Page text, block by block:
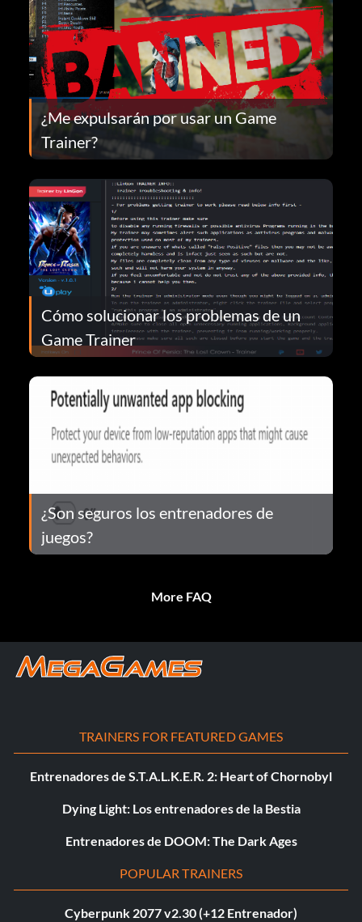
¿Me expulsarán por usar un Game
Trainer?
Cómo solucionar los problemas de un
Game Trainer
¿Son seguros los entrenadores de
juegos?
More FAQ
TRAINERS FOR FEATURED GAMES
Entrenadores de S.T.A.L.K.E.R. 2: Heart of Chornobyl
Dying Light: Los entrenadores de la Bestia
Entrenadores de DOOM: The Dark Ages
POPULAR TRAINERS
Cyberpunk 2077 v2.30 (+12 Entrenador)